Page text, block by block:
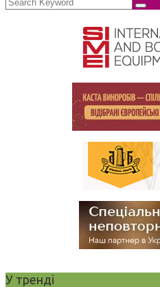
У тренді